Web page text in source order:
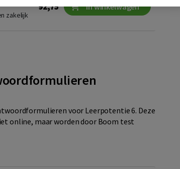
zakelijk
92,75 In winkelwagen
voor Leerpotentie 6. Deze
online, maar worden door Boom test